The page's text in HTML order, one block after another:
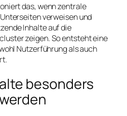
das, wenn zentrale
verweisen und
Inhalte auf die
zeigen. So entsteht eine
Nutzerführung als auch
besonders